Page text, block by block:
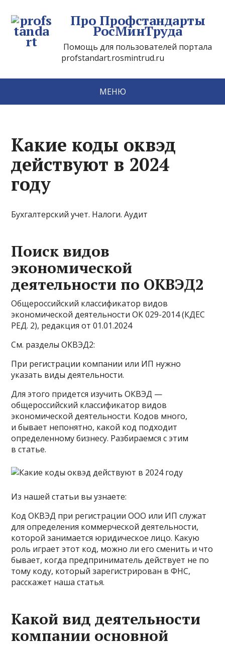
Про Профстандарты
РосМинТруда
Помощь для пользователей портала
profstandart.rosmintrud.ru
МЕНЮ
Какие коды оквэд
действуют в 2024
году
Бухгалтерский учет. Налоги. Аудит
Поиск видов
экономической
деятельности по ОКВЭД2
Общероссийский классификатор видов
экономической деятельности ОК 029-2014 (КДЕС
РЕД. 2), редакция от 01.01.2024
См. разделы ОКВЭД2:
При регистрации компании или ИП нужно
указать виды деятельности.
Для этого придется изучить ОКВЭД —
общероссийский классификатор видов
экономической деятельности. Кодов много,
и бывает непонятно, какой код подходит
определенному бизнесу. Разбираемся с этим
в статье.
Из нашей статьи вы узнаете:
Код ОКВЭД при регистрации ООО или ИП служат
для определения коммерческой деятельности,
которой занимается юридическое лицо. Какую
роль играет этот код, можно ли его сменить и что
бывает, когда предприниматель действует не по
тому коду, который зарегистрирован в ФНС,
расскажет наша статья.
Какой вид деятельности
компании основной